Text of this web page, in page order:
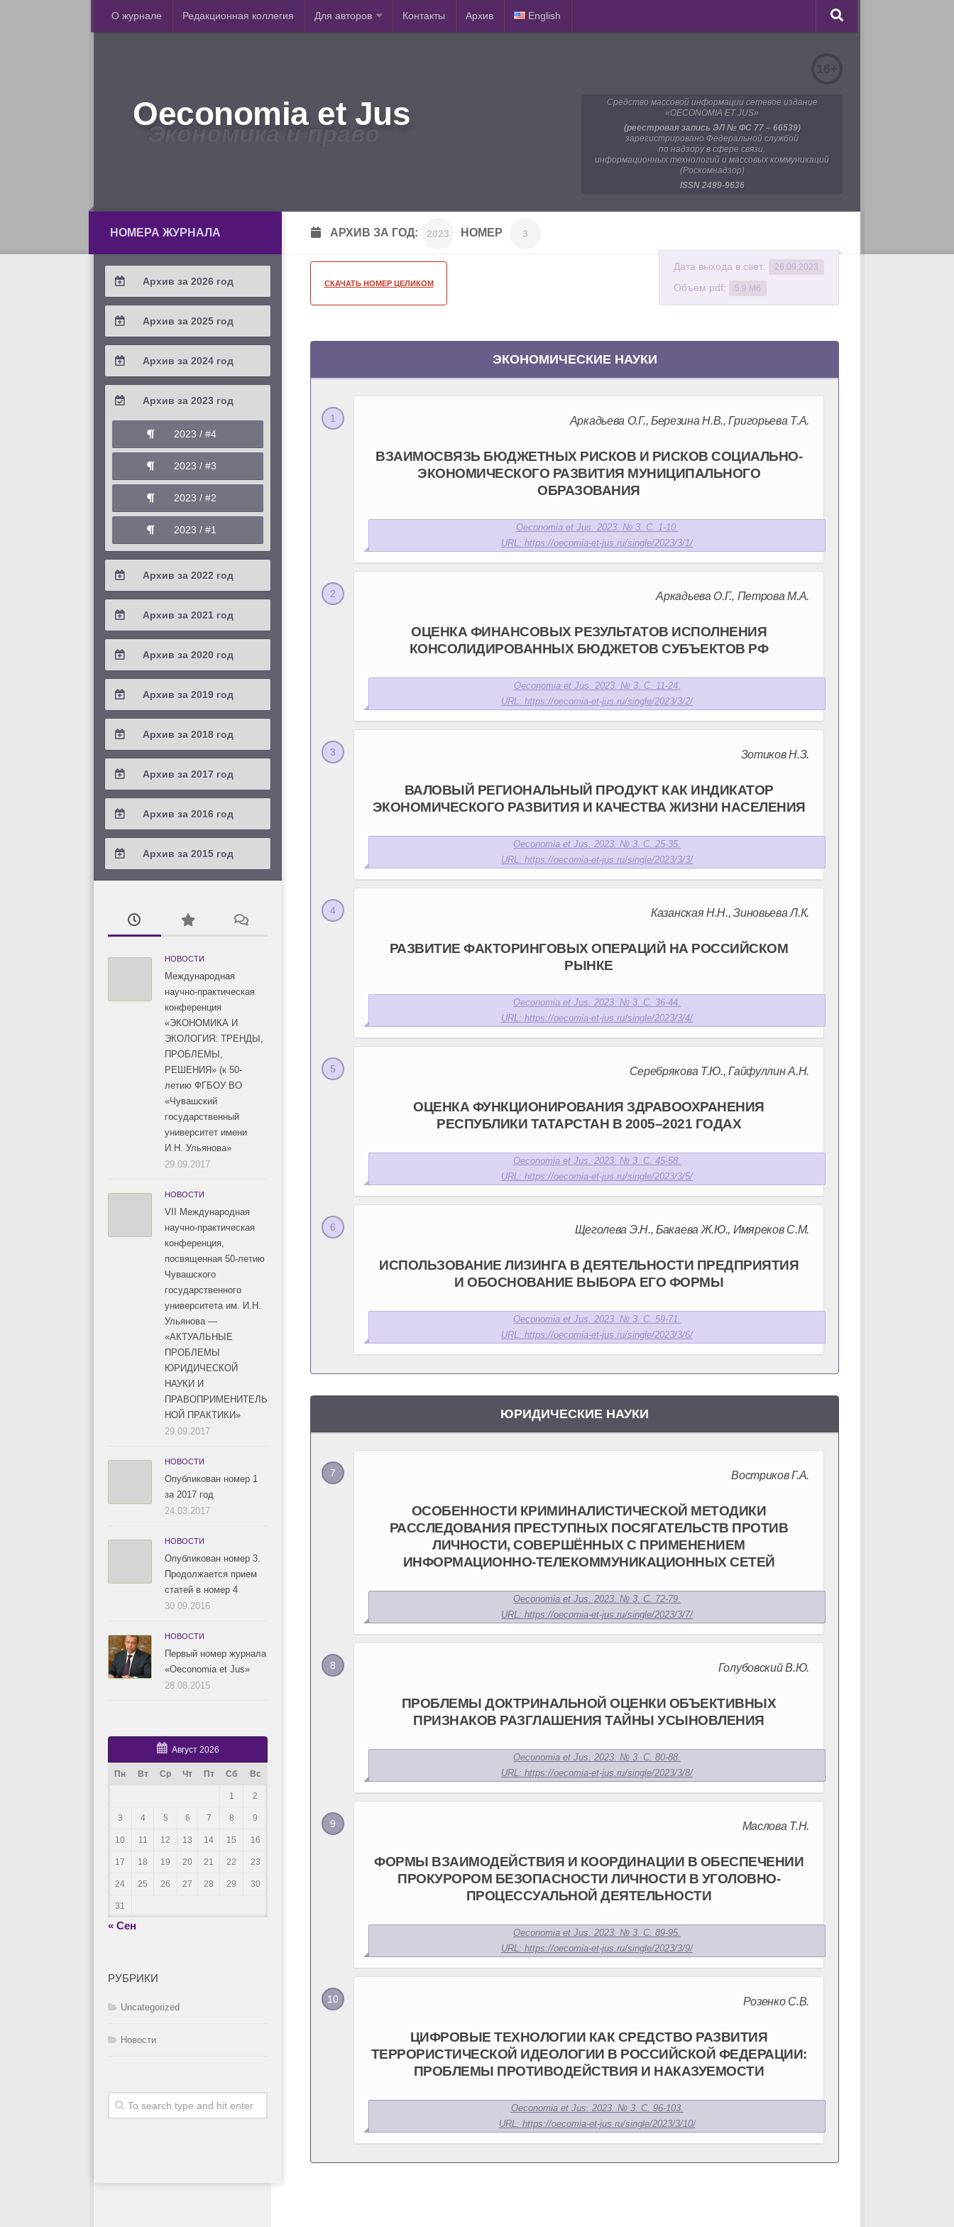
О журнале Редакционная коллегия Для авторов Контакты Архив English
Oeconomia et Jus
Экономика и право
Средство массовой информации сетевое издание
«OECONOMIA ET JUS»
(реестровая запись ЭЛ № ФС 77 – 66539)
зарегистрировано Федеральной службой
по надзору в сфере связи,
информационных технологий и массовых коммуникаций
(Роскомнадзор)
ISSN 2499-9636
АРХИВ ЗА ГОД: 2023 НОМЕР 3
СКАЧАТЬ НОМЕР ЦЕЛИКОМ
Дата выхода в свет: 26.09.2023
Объем pdf: 5,9 Мб
ЭКОНОМИЧЕСКИЕ НАУКИ
Аркадьева О.Г., Березина Н.В., Григорьева Т.А.
ВЗАИМОСВЯЗЬ БЮДЖЕТНЫХ РИСКОВ И РИСКОВ СОЦИАЛЬНО-
ЭКОНОМИЧЕСКОГО РАЗВИТИЯ МУНИЦИПАЛЬНОГО
ОБРАЗОВАНИЯ
Oeconomia et Jus. 2023. № 3. С. 1-10.
URL: https://oecomia-et-jus.ru/single/2023/3/1/
Аркадьева О.Г., Петрова М.А.
ОЦЕНКА ФИНАНСОВЫХ РЕЗУЛЬТАТОВ ИСПОЛНЕНИЯ
КОНСОЛИДИРОВАННЫХ БЮДЖЕТОВ СУБЪЕКТОВ РФ
Oeconomia et Jus. 2023. № 3. С. 11-24.
URL: https://oecomia-et-jus.ru/single/2023/3/2/
Зотиков Н.З.
ВАЛОВЫЙ РЕГИОНАЛЬНЫЙ ПРОДУКТ КАК ИНДИКАТОР
ЭКОНОМИЧЕСКОГО РАЗВИТИЯ И КАЧЕСТВА ЖИЗНИ НАСЕЛЕНИЯ
Oeconomia et Jus. 2023. № 3. С. 25-35.
URL: https://oecomia-et-jus.ru/single/2023/3/3/
Казанская Н.Н., Зиновьева Л.К.
РАЗВИТИЕ ФАКТОРИНГОВЫХ ОПЕРАЦИЙ НА РОССИЙСКОМ
РЫНКЕ
Oeconomia et Jus. 2023. № 3. С. 36-44.
URL: https://oecomia-et-jus.ru/single/2023/3/4/
Серебрякова Т.Ю., Гайфуллин А.Н.
ОЦЕНКА ФУНКЦИОНИРОВАНИЯ ЗДРАВООХРАНЕНИЯ
РЕСПУБЛИКИ ТАТАРСТАН В 2005–2021 ГОДАХ
Oeconomia et Jus. 2023. № 3. С. 45-58.
URL: https://oecomia-et-jus.ru/single/2023/3/5/
Щеголева Э.Н., Бакаева Ж.Ю., Имяреков С.М.
ИСПОЛЬЗОВАНИЕ ЛИЗИНГА В ДЕЯТЕЛЬНОСТИ ПРЕДПРИЯТИЯ
И ОБОСНОВАНИЕ ВЫБОРА ЕГО ФОРМЫ
Oeconomia et Jus. 2023. № 3. С. 59-71.
URL: https://oecomia-et-jus.ru/single/2023/3/6/
ЮРИДИЧЕСКИЕ НАУКИ
Востриков Г.А.
ОСОБЕННОСТИ КРИМИНАЛИСТИЧЕСКОЙ МЕТОДИКИ
РАССЛЕДОВАНИЯ ПРЕСТУПНЫХ ПОСЯГАТЕЛЬСТВ ПРОТИВ
ЛИЧНОСТИ, СОВЕРШЁННЫХ С ПРИМЕНЕНИЕМ
ИНФОРМАЦИОННО-ТЕЛЕКОММУНИКАЦИОННЫХ СЕТЕЙ
Oeconomia et Jus. 2023. № 3. С. 72-79.
URL: https://oecomia-et-jus.ru/single/2023/3/7/
Голубовский В.Ю.
ПРОБЛЕМЫ ДОКТРИНАЛЬНОЙ ОЦЕНКИ ОБЪЕКТИВНЫХ
ПРИЗНАКОВ РАЗГЛАШЕНИЯ ТАЙНЫ УСЫНОВЛЕНИЯ
Oeconomia et Jus. 2023. № 3. С. 80-88.
URL: https://oecomia-et-jus.ru/single/2023/3/8/
Маслова Т.Н.
ФОРМЫ ВЗАИМОДЕЙСТВИЯ И КООРДИНАЦИИ В ОБЕСПЕЧЕНИИ
ПРОКУРОРОМ БЕЗОПАСНОСТИ ЛИЧНОСТИ В УГОЛОВНО-
ПРОЦЕССУАЛЬНОЙ ДЕЯТЕЛЬНОСТИ
Oeconomia et Jus. 2023. № 3. С. 89-95.
URL: https://oecomia-et-jus.ru/single/2023/3/9/
Розенко С.В.
ЦИФРОВЫЕ ТЕХНОЛОГИИ КАК СРЕДСТВО РАЗВИТИЯ
ТЕРРОРИСТИЧЕСКОЙ ИДЕОЛОГИИ В РОССИЙСКОЙ ФЕДЕРАЦИИ:
ПРОБЛЕМЫ ПРОТИВОДЕЙСТВИЯ И НАКАЗУЕМОСТИ
Oeconomia et Jus. 2023. № 3. С. 96-103.
URL: https://oecomia-et-jus.ru/single/2023/3/10/
НОМЕРА ЖУРНАЛА
Архив за 2026 год
2026 / #2
2026 / #1
Архив за 2025 год
2025 / #4
2025 / #3
Архив за 2024 год
2024 / #4
2024 / #3
2024 / #2
2024 / #1
Архив за 2023 год
2023 / #4
2023 / #3
2023 / #2
2023 / #1
Архив за 2022 год
2022 / #4
2022 / #3
2022 / #1
Архив за 2021 год
2021 / #4
2021 / #3
2021 / #1
Архив за 2020 год
2020 / #4
2020 / #3
2020 / #1
Архив за 2019 год
2019 / #4
2019 / #3
2019 / #1
Архив за 2018 год
2018 / #4
2018 / #3
2018 / #1
Архив за 2017 год
2017 / #4
2017 / #3
Архив за 2016 год
2016 / #4
2016 / #3
Архив за 2015 год
2015 / #3
2015 / #2
НОВОСТИ
Международная
научно-практическая
конференция
«ЭКОНОМИКА И
ЭКОЛОГИЯ: ТРЕНДЫ,
ПРОБЛЕМЫ,
РЕШЕНИЯ» (к 50-
летию ФГБОУ ВО
«Чувашский
государственный
университет имени
И.Н. Ульянова»
29.09.2017
НОВОСТИ
VII Международная
научно-практическая
конференция,
посвященная 50-летию
Чувашского
государственного
университета им. И.Н.
Ульянова —
«АКТУАЛЬНЫЕ
ПРОБЛЕМЫ
ЮРИДИЧЕСКОЙ
НАУКИ И
ПРАВОПРИМЕНИТЕЛЬ
НОЙ ПРАКТИКИ»
29.09.2017
НОВОСТИ
Опубликован номер 1
за 2017 год
24.03.2017
НОВОСТИ
Опубликован номер 3.
Продолжается прием
статей в номер 4
30.09.2016
НОВОСТИ
Первый номер журнала
«Oeconomia et Jus»
28.08.2015
Август 2026
Пн Вт Ср Чт Пт Сб Вс
1 2
3 4 5 6 7 8 9
10 11 12 13 14 15 16
17 18 19 20 21 22 23
24 25 26 27 28 29 30
31
« Сен
РУБРИКИ
Uncategorized
Новости